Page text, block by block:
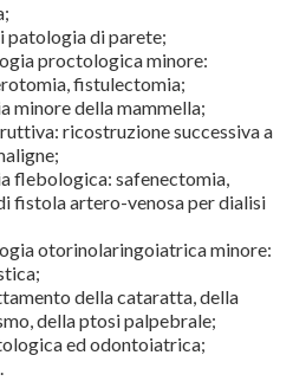
patologia di parete;
proctologica minore:
fistulectomia;
minore della mammella;
ricostruzione successiva a
flebologica: safenectomia,
fistola artero-venosa per dialisi
otorinolaringoiatrica minore:
della cataratta, della
della ptosi palpebrale;
ed odontoiatrica;